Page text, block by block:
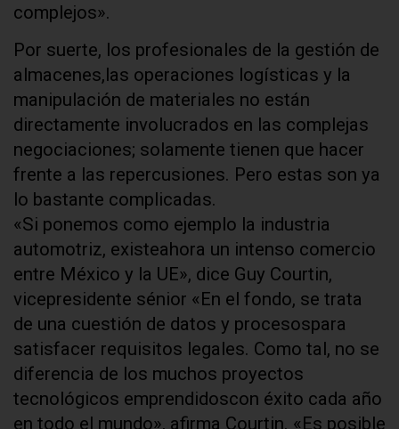
complejos».
Por suerte, los profesionales de la gestión de
almacenes,las operaciones logísticas y la
manipulación de materiales no están
directamente involucrados en las complejas
negociaciones; solamente tienen que hacer
frente a las repercusiones. Pero estas son ya
lo bastante complicadas.
«Si ponemos como ejemplo la industria
automotriz, existeahora un intenso comercio
entre México y la UE», dice Guy Courtin,
vicepresidente sénior «En el fondo, se trata
de una cuestión de datos y procesospara
satisfacer requisitos legales. Como tal, no se
diferencia de los muchos proyectos
tecnológicos emprendidoscon éxito cada año
en todo el mundo», afirma Courtin. «Es posible